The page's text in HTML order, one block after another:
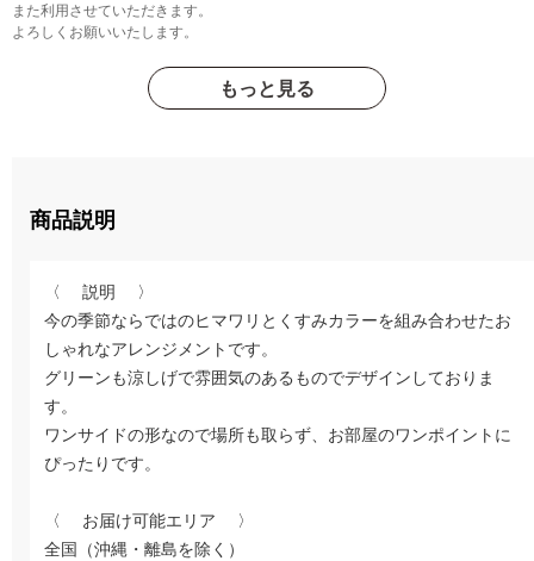
また利用させていただきます。
よろしくお願いいたします。
もっと見る
商品説明
〈 説明 〉
今の季節ならではのヒマワリとくすみカラーを組み合わせたお
しゃれなアレンジメントです。
グリーンも涼しげで雰囲気のあるものでデザインしておりま
す。
ワンサイドの形なので場所も取らず、お部屋のワンポイントに
ぴったりです。
〈 お届け可能エリア 〉
全国（沖縄・離島を除く）